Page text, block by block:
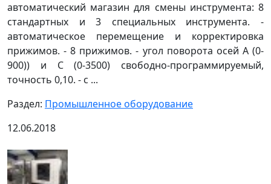
автоматический магазин для смены инструмента: 8
стандартных и 3 специальных инструмента. -
автоматическое перемещение и корректировка
прижимов. - 8 прижимов. - угол поворота осей А (0-
900)) и С (0-3500) свободно-программируемый,
точность 0,10. - с ...
Раздел: Промышленное оборудование
12.06.2018